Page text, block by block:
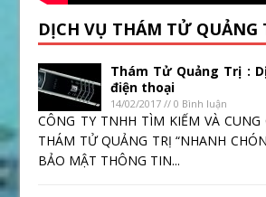
DỊCH VỤ THÁM TỬ QUẢNG
Thám Tử Quảng Trị :
điện thoại
14/02/2017 // 0 Bình luận
CÔNG TY TNHH TÌM KIẾM VÀ
THÁM TỬ QUẢNG TRỊ “NHANH
BẢO MẬT THÔNG TIN...